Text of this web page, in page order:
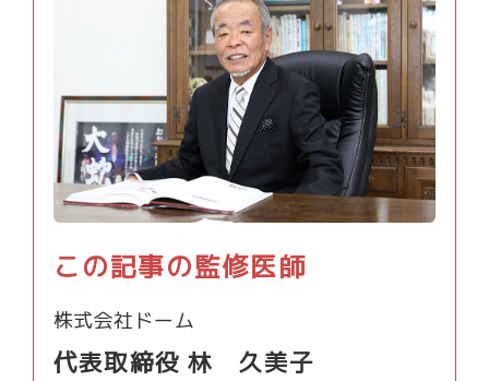
この記事の監修医師
株式会社ドーム
代表取締役 林 久美子